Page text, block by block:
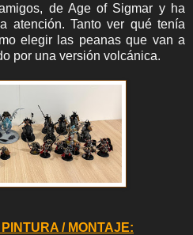
de Age of Sigmar y ha
atención. Tanto ver qué tenía
elegir las peanas que van a
por una versión volcánica.
/ MONTAJE: